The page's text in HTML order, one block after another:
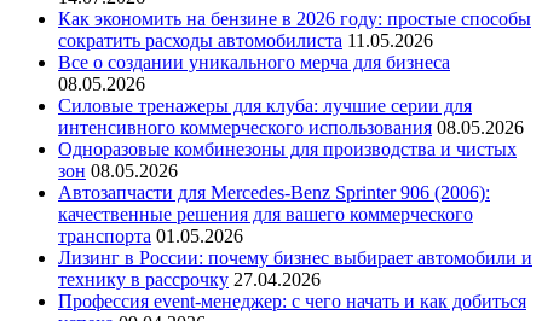
Как экономить на бензине в 2026 году: простые способы
сократить расходы автомобилиста 11.05.2026
Все о создании уникального мерча для бизнеса
08.05.2026
Силовые тренажеры для клуба: лучшие серии для
интенсивного коммерческого использования 08.05.2026
Одноразовые комбинезоны для производства и чистых
зон 08.05.2026
Автозапчасти для Mercedes-Benz Sprinter 906 (2006):
качественные решения для вашего коммерческого
транспорта 01.05.2026
Лизинг в России: почему бизнес выбирает автомобили и
технику в рассрочку 27.04.2026
Профессия event-менеджер: с чего начать и как добиться